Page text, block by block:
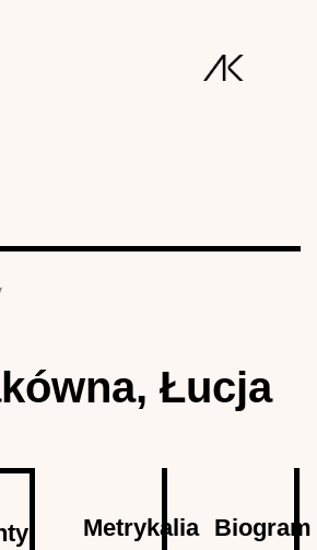
Łucja
Metrykalia Biogram